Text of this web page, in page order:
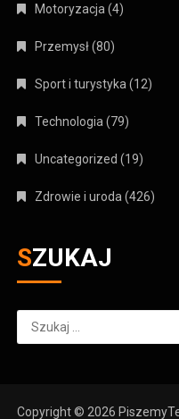
Motoryzacja(4)
Przemysł(80)
Sport i turystyka(12)
Technologia(79)
Uncategorized (19)
Zdrowie i uroda(426)
SZUKAJ
Szukaj:
Copyright © 2026